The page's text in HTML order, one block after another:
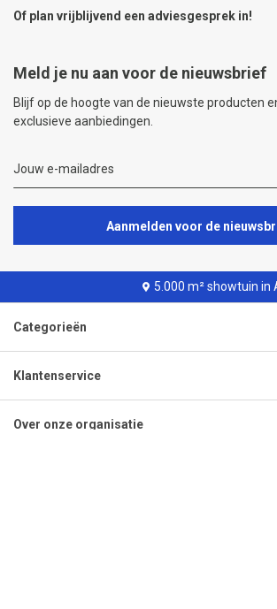
Of plan vrijblijvend een adviesgesprek in!
Meld je nu aan voor de nieuwsbrief
Blijf op de hoogte van de nieuwste producten
exclusieve aanbiedingen.
Aanmelden voor de
5.000 m² showtuin in
Categorieën
Klantenservice
Over onze organisatie